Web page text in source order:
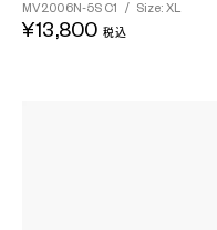
MV2006N-5S C1 / Size: XL
¥13,800 税込